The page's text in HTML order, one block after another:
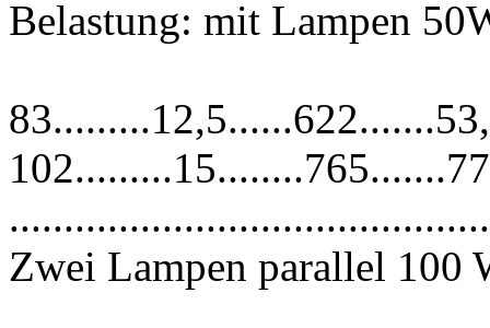
Belastung: mit Lampen
............................................
Zwei Lampen parallel 100